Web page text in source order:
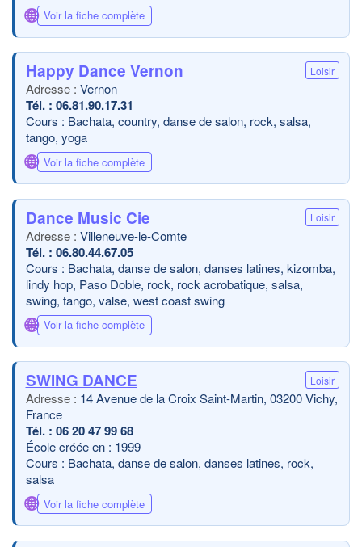
🌐 Voir la fiche complète
Happy Dance Vernon Loisir
Vernon
06.81.90.17.31
Cours : Bachata, country, danse de salon, rock, salsa,
tango, yoga
🌐 Voir la fiche complète
Dance Music Cie Loisir
Villeneuve-le-Comte
06.80.44.67.05
Cours : Bachata, danse de salon, danses latines, kizomba,
lindy hop, Paso Doble, rock, rock acrobatique, salsa,
swing, tango, valse, west coast swing
🌐 Voir la fiche complète
SWING DANCE Loisir
14 Avenue de la Croix Saint-Martin, 03200 Vichy,
France
06 20 47 99 68
École créée en : 1999
Cours : Bachata, danse de salon, danses latines, rock,
salsa
🌐 Voir la fiche complète